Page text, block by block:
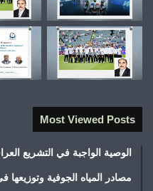
Most Viewed Posts
الوصية الواجبة في التشريع
مصادر المياه الجوفية وتوزيعها